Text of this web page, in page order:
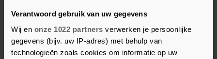
Verantwoord gebruik van uw gegevens
Wij en onze 1022 partners verwerken je persoonlijke
gegevens (bijv. uw IP-adres) met behulp van
technologieën zoals cookies om informatie op uw